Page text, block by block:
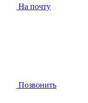
На почту
Позвонить